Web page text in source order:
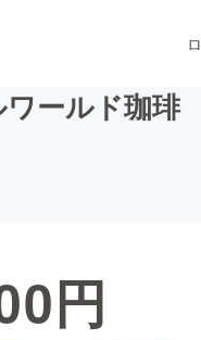
ァッション
ールド珈琲
円